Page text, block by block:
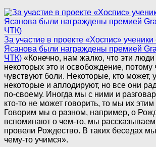
За участие в проекте «Хоспис»
Ясанова были награждены премией
ЧТК) «Конечно, нам жалко, что эти
некоторых это и освобождение, потому
чувствуют боли. Некоторые, кто может,
некоторые и аплодируют, но все они
по-своему. Иногда мы с ними и
кто-то не может говорить, то мы их
Говорим мы о разном, например, о
вспоминают о чем-то, мы
провели Рождество. В таких беседах
чему-то учимся».